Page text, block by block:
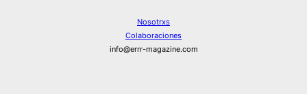
Nosotrxs
Colaboraciones
info@errr-magazine.com